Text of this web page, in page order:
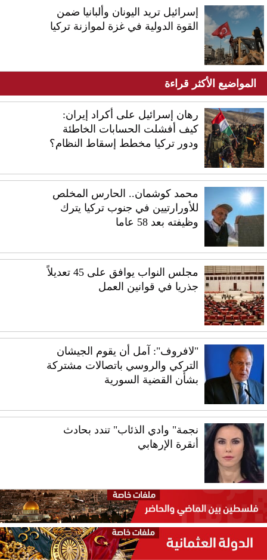
إسرائيل تريد اليونان وألبانيا ضمن
القوة الدولية في غزة لموازنة تركيا
المواضيع الأكثر قراءة
رهان إسرائيل على أكراد إيران:
كيف أفشلت الحسابات الخاطئة
ودور تركيا مخطط إسقاط النظام؟
محمد كوشمان.. الحارس المخلص
للأورارتيين في جنوب تركيا يترك
وظيفته بعد 58 عاما
مجلس النواب يوافق على 45 تعديلاً
جذريا في قوانين العمل
"لافروف": آمل أن يقوم الجيشان
التركي والروسي باتصالات مشتركة
بشأن القضية السورية
نجمة" وادي الذئاب" تندد بحادث
أنقرة الإرهابي